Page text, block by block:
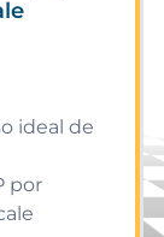
ideal de
por